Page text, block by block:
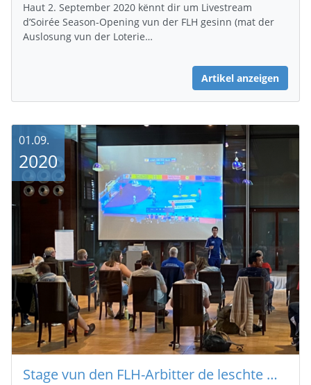
Haut 2. September 2020 kënnt dir um Livestream
d’Soirée Season-Opening vun der FLH gesinn (mat der
Auslosung vun der Loterie…
Artikel anzeigen
Stage vun den FLH-Arbitter de leschte Weekend zu Munneref
01.09.
2020